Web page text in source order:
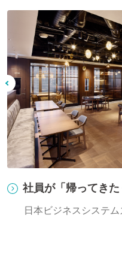
社員が「帰ってき
日本ビジネスシステ